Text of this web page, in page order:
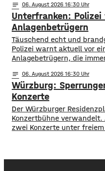
Bewerben können sich
Die Projekte sollen den
dienen und das
Lands stärken. Die
Daseinsvorsorge, sozialer
notes 06. August 2026 16:30
Unterfranken:
Anlagenbetrügern
​​Täuschend echt und
Polizei warnt aktuell vor
Anlagebetrügern, die
Menschen aus der Region
Polizei erstellen die Täter
Werbevideos oder
Persönlichkeiten. Ihr Ziel:
notes 06. August 2026 16:30
Würzburg:
Konzerte
Der Würzburger
Konzertbühne
zwei Konzerte unter